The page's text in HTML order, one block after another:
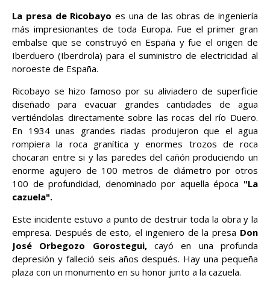
La presa de Ricobayo es una de las obras de ingeniería
más impresionantes de toda Europa. Fue el primer gran
embalse que se construyó en España y fue el origen de
Iberduero (Iberdrola) para el suministro de electricidad al
noroeste de España.
Ricobayo se hizo famoso por su aliviadero de superficie
diseñado para evacuar grandes cantidades de agua
vertiéndolas directamente sobre las rocas del río Duero.
En 1934 unas grandes riadas produjeron que el agua
rompiera la roca granítica y enormes trozos de roca
chocaran entre si y las paredes del cañón produciendo un
enorme agujero de 100 metros de diámetro por otros
100 de profundidad, denominado por aquella época "La
cazuela".
Este incidente estuvo a punto de destruir toda la obra y la
empresa. Después de esto, el ingeniero de la presa Don
José Orbegozo Gorostegui,cayó en una profunda
depresión y falleció seis años después. Hay una pequeña
plaza con un monumento en su honor junto a la cazuela.